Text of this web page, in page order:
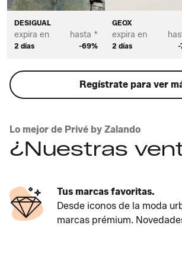
DESIGUAL
expira en
2 días
hasta *
-69%
GEOX
expira en
2 días -
Regístrate para ver
Lo mejor de Privé by Zalando
¿Nuestras
Tus marcas favoritas.
Desde iconos de la moda
marcas prémium.